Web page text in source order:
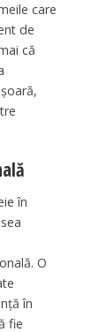
care
de
că
în
O
în
fie